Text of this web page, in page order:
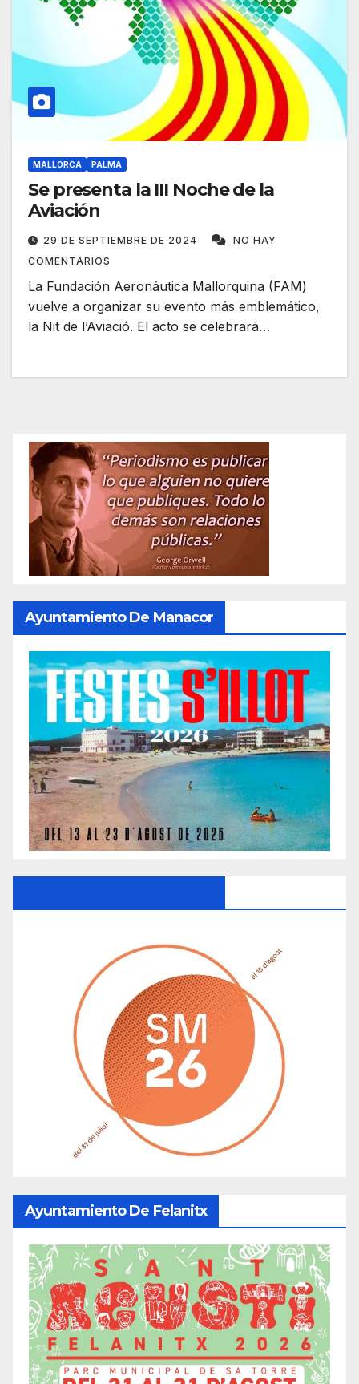
MALLORCA PALMA
Se presenta la III Noche de la
Aviación
29 DE SEPTIEMBRE DE 2024
NO HAY
COMENTARIOS
La Fundación Aeronáutica Mallorquina (FAM)
vuelve a organizar su evento más emblemático,
la Nit de l’Aviació. El acto se celebrará…
Ayuntamiento De Manacor
Ayuntamiento De Felanitx